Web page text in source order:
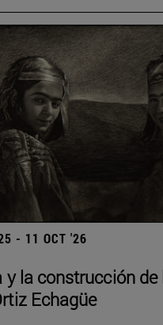
- 11 OCT '26
y la construcción
Echagüe